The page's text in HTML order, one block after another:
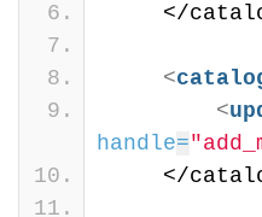
</
<
<
handle=
</